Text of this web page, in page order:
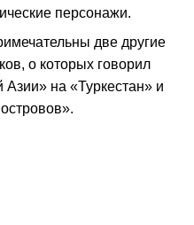
персонажи.
две другие
о которых говорил
на «Туркестан» и